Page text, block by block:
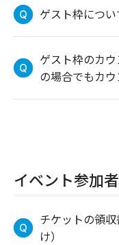
ゲスト枠につ
ゲスト枠のカ
の場合でもカ
イベント参加
チケットの領
け）